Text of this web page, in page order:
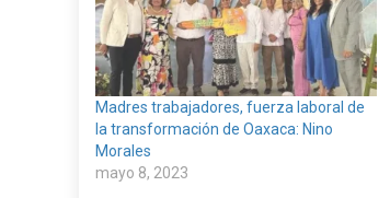
Madres trabajadores, fuerza laboral de
la transformación de Oaxaca: Nino
Morales
mayo 8, 2023